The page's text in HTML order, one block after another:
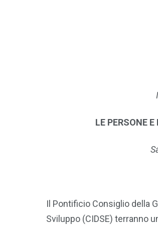
LE PERSONE
Il Pontificio Consiglio della
Sviluppo (CIDSE) terranno